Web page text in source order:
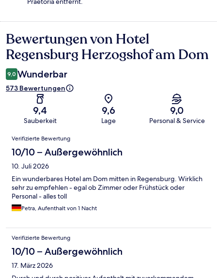
Bewertungen
Bewertungen von Hotel
Regensburg Herzogshof am Dom
9,0 Wunderbar
573 Bewertungen
9,4
Sauberkeit
9,6
Lage
9,0
Personal & Service
Bewertungen
Verifizierte Bewertung
10/10 – Außergewöhnlich
10. Juli 2026
Ein wunderbares Hotel am Dom mitten in Regensburg. Wirklich
sehr zu empfehlen - egal ob Zimmer oder Frühstück oder
Personal - alles toll
Petra, Aufenthalt von 1 Nacht
Verifizierte Bewertung
10/10 – Außergewöhnlich
17. März 2026